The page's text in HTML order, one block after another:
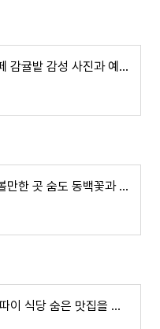
제주도 제주시 카페 감귤밭 감성 사진과 예쁜 디저트가 있는 두갓
제주도 아이와 가볼만한 곳 숨도 동백꽃과 귤 체험을 동시에
제주도 맛집 제주 따이 식당 숨은 맛집을 찾는다면 얼른 가세요